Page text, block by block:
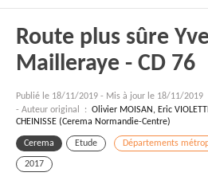
Route plus sûre
Mailleraye - CD 76
Publié le 18/11/2019 - Mis à jour le 18/11/2019
- Auteur original : Olivier MOISAN, Eric
CHEINISSE (Cerema Normandie-Centre)
Cerema Etude Départements
2017